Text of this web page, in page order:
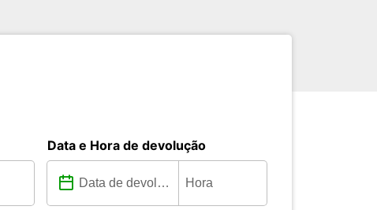
Data e Hora de devolução